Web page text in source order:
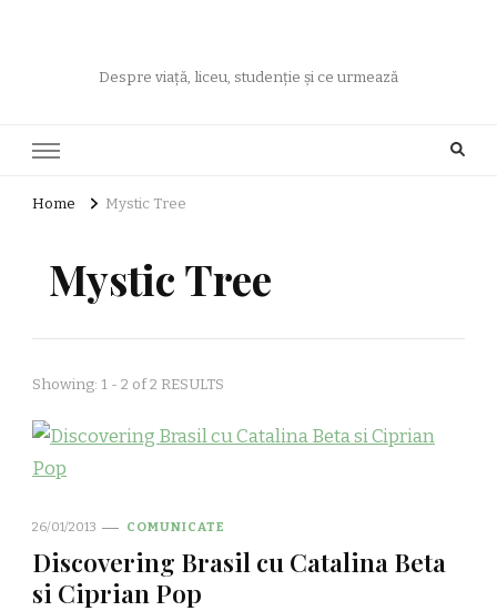
Despre viață, liceu, studenție și ce urmează
Home Mystic Tree
Mystic Tree
Showing: 1 - 2 of 2 RESULTS
26/01/2013 COMUNICATE
Discovering Brasil cu Catalina Beta
si Ciprian Pop